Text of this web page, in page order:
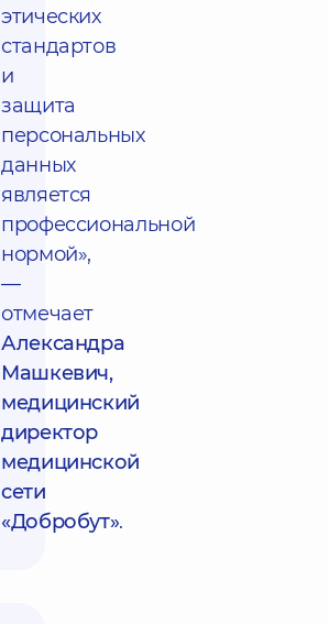
этических
стандартов
и
защита
персональных
данных
является
профессиональной
нормой»,
—
отмечает
Александра
Машкевич,
медицинский
директор
медицинской
сети
«Добробут».